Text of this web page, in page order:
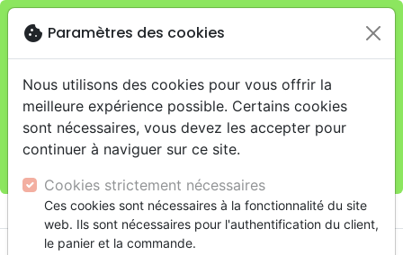
Je veux retirer ma commande au 11 rue de Rive,
Genèveclose
warningCette boutique en ligne est limitée au retrait en
magasin.
Pour les livraisons à domicile, veuillez passer vos
commandes sur la boutique La Maison de la Bible
shopping_cart
cookie Paramètres des cookies
Nous utilisons des cookies pour vous offrir la
meilleure expérience possible. Certains cookies
sont nécessaires, vous devez les accepter pour
continuer à naviguer sur ce site.
Cookies strictement nécessaires
Ces cookies sont nécessaires à la fonctionnalité du site
web. Ils sont nécessaires pour l'authentification du client,
le panier et la commande.